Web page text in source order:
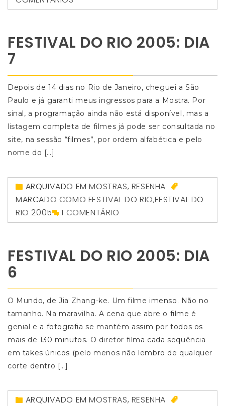
FESTIVAL DO RIO 2005: DIA
7
Depois de 14 dias no Rio de Janeiro, cheguei a São
Paulo e já garanti meus ingressos para a Mostra. Por
sinal, a programação ainda não está disponível, mas a
listagem completa de filmes já pode ser consultada no
site, na sessão “filmes”, por ordem alfabética e pelo
nome do […]
ARQUIVADO EMMOSTRAS, RESENHA
MARCADO COMO FESTIVAL DO RIO,FESTIVAL DO
RIO 2005
1 COMENTÁRIO
FESTIVAL DO RIO 2005: DIA
6
O Mundo, de Jia Zhang-ke. Um filme imenso. Não no
tamanho. Na maravilha. A cena que abre o filme é
genial e a fotografia se mantém assim por todos os
mais de 130 minutos. O diretor filma cada seqüência
em takes únicos (pelo menos não lembro de qualquer
corte dentro […]
ARQUIVADO EMMOSTRAS, RESENHA